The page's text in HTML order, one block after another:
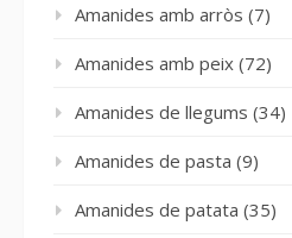
Amanides amb arròs (7)
Amanides amb peix (72)
Amanides de llegums (34)
Amanides de pasta (9)
Amanides de patata (35)